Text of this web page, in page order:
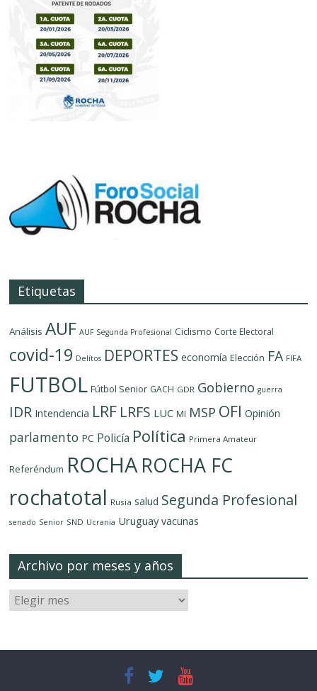
Etiquetas
Análisis AUF AUF Segunda Profesional Ciclismo Corte Electoral
covid-19 Delítos DEPORTES economía Elección FA FIFA
FUTBOL Fútbol Senior GACH GDR Gobierno guerra
IDR Intendencia LRF LRFS LUC MI MSP OFI Opinión
parlamento PC Policía Política Primera Amateur
Referéndum ROCHAROCHA FC
rochatotal Rusia salud Segunda Profesional
senado Senior SND Ucrania Uruguay vacunas
Archivo por meses y años